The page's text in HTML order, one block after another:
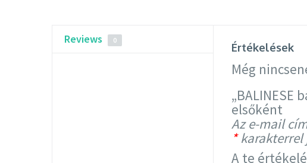
Reviews 0
Értékelések
Még
„BALINESE
elsőként
Az e-mail
*karakterrel
A te